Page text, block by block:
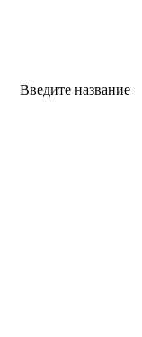
Введите название